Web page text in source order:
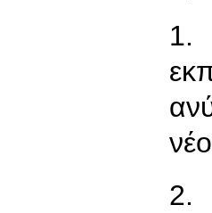
1.
2.